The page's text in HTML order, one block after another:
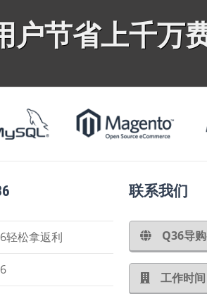
户节省上千万
轻松拿返利
联系我们
Q36导
工作时